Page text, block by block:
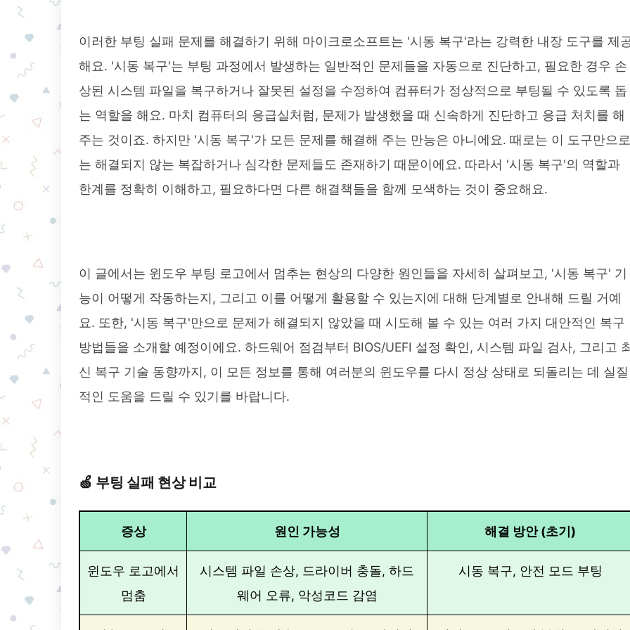
이러한 부팅 실패 문제를 해결하기 위해 마이크로소프트는 '시동 복구'라는 강력한 내장 도구를 제
해요. '시동 복구'는 부팅 과정에서 발생하는 일반적인 문제들을 자동으로 진단하고, 필요한 경우 손
상된 시스템 파일을 복구하거나 잘못된 설정을 수정하여 컴퓨터가 정상적으로 부팅될 수 있도록 돕
는 역할을 해요. 마치 컴퓨터의 응급실처럼, 문제가 발생했을 때 신속하게 진단하고 응급 처치를 해
주는 것이죠. 하지만 '시동 복구'가 모든 문제를 해결해 주는 만능은 아니에요. 때로는 이 도구만으로
는 해결되지 않는 복잡하거나 심각한 문제들도 존재하기 때문이에요. 따라서 '시동 복구'의 역할과
한계를 정확히 이해하고, 필요하다면 다른 해결책들을 함께 모색하는 것이 중요해요.
이 글에서는 윈도우 부팅 로고에서 멈추는 현상의 다양한 원인들을 자세히 살펴보고, '시동 복구' 기
능이 어떻게 작동하는지, 그리고 이를 어떻게 활용할 수 있는지에 대해 단계별로 안내해 드릴 거예
요. 또한, '시동 복구'만으로 문제가 해결되지 않았을 때 시도해 볼 수 있는 여러 가지 대안적인 복구
방법들을 소개할 예정이에요. 하드웨어 점검부터 BIOS/UEFI 설정 확인, 시스템 파일 검사, 그리고
신 복구 기술 동향까지, 이 모든 정보를 통해 여러분의 윈도우를 다시 정상 상태로 되돌리는 데 실질
적인 도움을 드릴 수 있기를 바랍니다.
🍏 부팅 실패 현상 비교
증상 원인 가능성 해결 방안 (초기)
윈도우 로고에서
멈춤
시스템 파일 손상, 드라이버 충돌, 하드
웨어 오류, 악성코드 감염
시동 복구, 안전 모드 부팅